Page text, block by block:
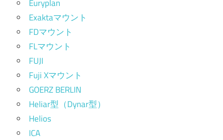
Euryplan
Exaktaマウント
FDマウント
FLマウント
FUJI
Fuji Xマウント
GOERZ BERLIN
Heliar型（Dynar型）
Helios
ICA